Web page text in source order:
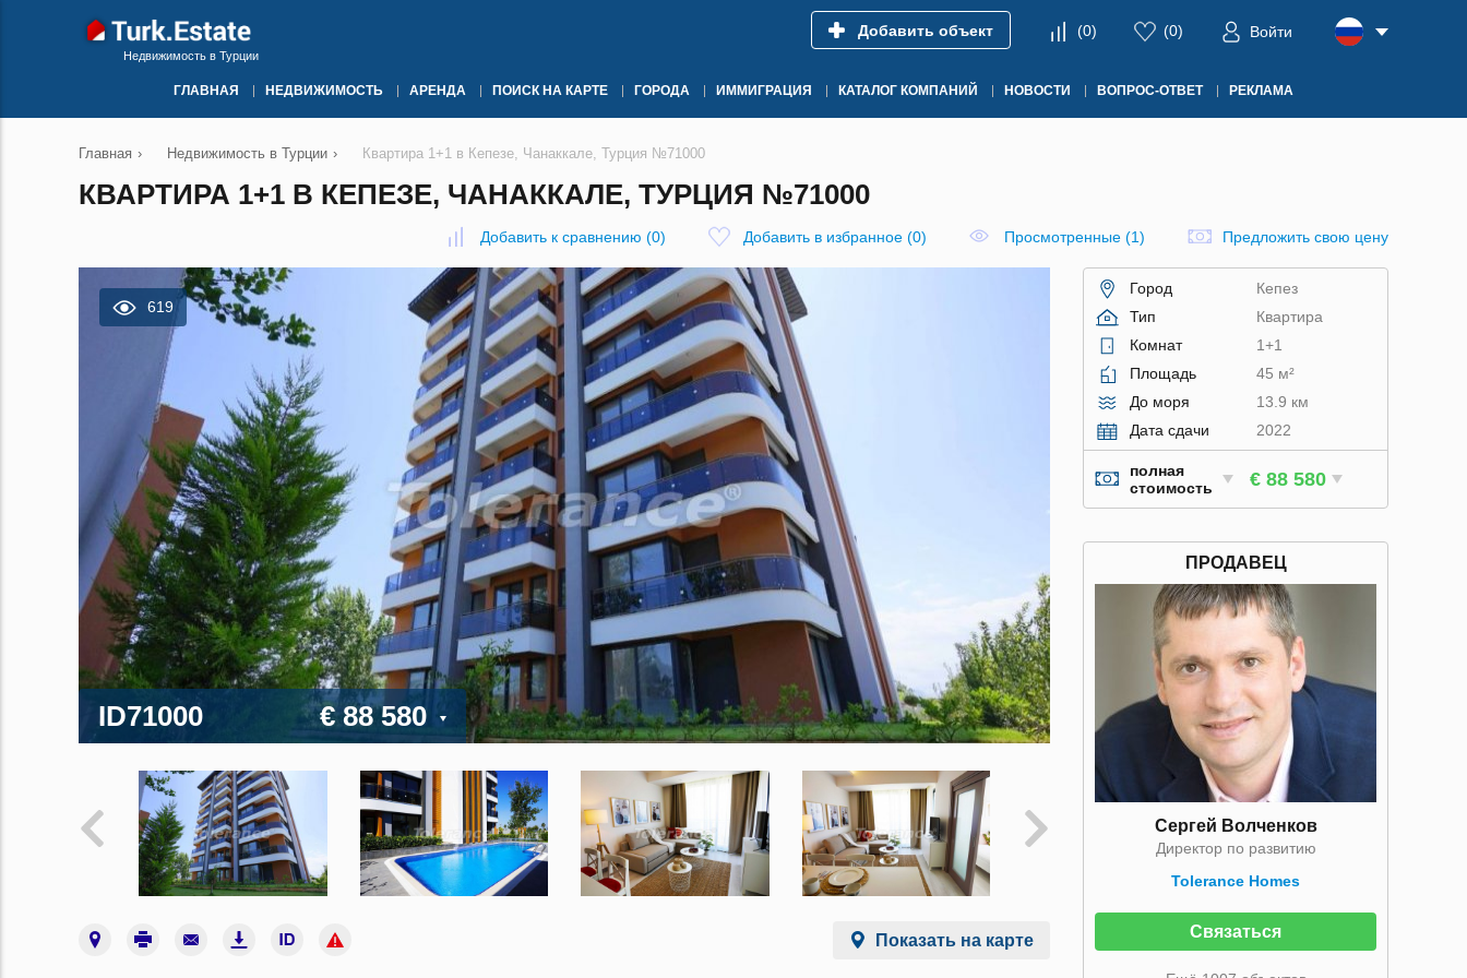
Недвижимость в Турции
Добавить объект (0) (0) Войти
ГЛАВНАЯ НЕДВИЖИМОСТЬ АРЕНДА ПОИСК НА КАРТЕ ГОРОДА ИММИГРАЦИЯ КАТАЛОГ КОМПАНИЙ НОВОСТИ ВОПРОС-ОТВЕТ РЕКЛАМА
Главная › Недвижимость в Турции › Квартира 1+1 в Кепезе, Чанаккале, Турция №71000
КВАРТИРА 1+1 В КЕПЕЗЕ, ЧАНАККАЛЕ, ТУРЦИЯ №71000
Добавить к сравнению (0) Добавить в избранное (0) Просмотренные (1) Предложить свою цену
619
ID71000 € 88 580
Показать на карте
Город
Кепез
Тип
Квартира
Комнат
1+1
Площадь
45 м²
До моря
13.9 км
Дата сдачи
2022
полная
стоимость
€ 88 580
ПРОДАВЕЦ
Сергей Волченков
Директор по развитию
Tolerance Homes
Связаться